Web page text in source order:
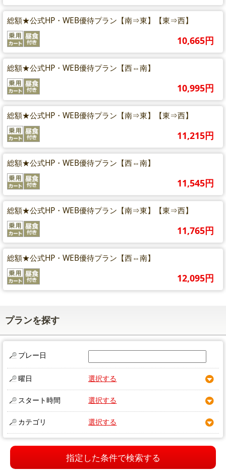
総額★公式HP・WEB優待プラン【南⇒東】【東⇒西】
10,665円
総額★公式HP・WEB優待プラン【西⇔南】
10,995円
総額★公式HP・WEB優待プラン【南⇒東】【東⇒西】
11,215円
総額★公式HP・WEB優待プラン【西⇔南】
11,545円
総額★公式HP・WEB優待プラン【南⇒東】【東⇒西】
11,765円
総額★公式HP・WEB優待プラン【西⇔南】
12,095円
プランを探す
プレー日
曜日 選択する
スタート時間 選択する
カテゴリ 選択する
指定した条件で検索する